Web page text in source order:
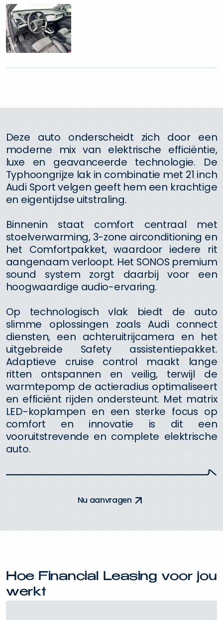
Deze auto onderscheidt zich door een
moderne mix van elektrische efficiëntie,
luxe en geavanceerde technologie. De
Typhoongrijze lak in combinatie met 21 inch
Audi Sport velgen geeft hem een krachtige
en eigentijdse uitstraling.
Binnenin staat comfort centraal met
stoelverwarming, 3-zone airconditioning en
het Comfortpakket, waardoor iedere rit
aangenaam verloopt. Het SONOS premium
sound system zorgt daarbij voor een
hoogwaardige audio-ervaring.
Op technologisch vlak biedt de auto
slimme oplossingen zoals Audi connect
diensten, een achteruitrijcamera en het
uitgebreide Safety assistentiepakket.
Adaptieve cruise control maakt lange
ritten ontspannen en veilig, terwijl de
warmtepomp de actieradius optimaliseert
en efficiënt rijden ondersteunt. Met matrix
LED-koplampen en een sterke focus op
comfort en innovatie is dit een
vooruitstrevende en complete elektrische
auto.
Nu aanvragen
Hoe F nancia Leas ng voor jou
werkt